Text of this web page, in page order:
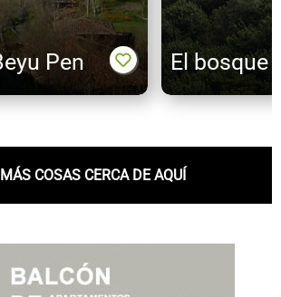
Pen El bosque
COSAS CERCA DE AQUÍ